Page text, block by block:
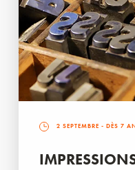
2 SEPTEMBRE - DÈS 7